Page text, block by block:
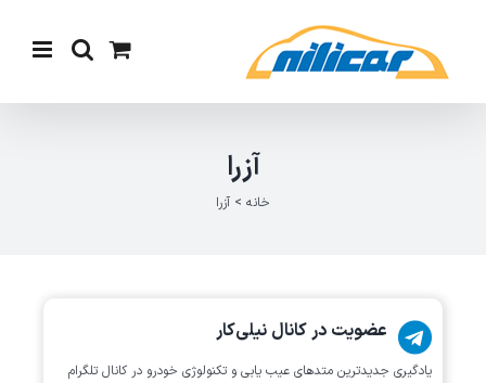
content
آزرا
خانه > آزرا
عضویت در کانال نیلی‌کار
یادگیری جدیدترین متد‌های عیب یابی‌ و تکنولوژی خودرو در کانال تلگرام